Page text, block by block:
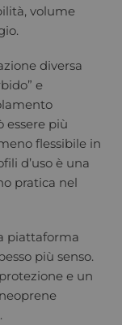
volume
diversa
e
essere più
flessibile in
d’uso è una
pratica nel
piattaforma
più senso.
e un